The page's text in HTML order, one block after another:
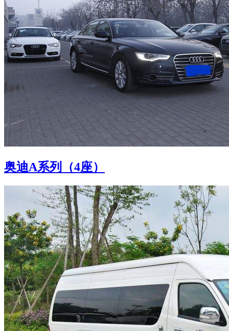
奥迪A系列（4座）